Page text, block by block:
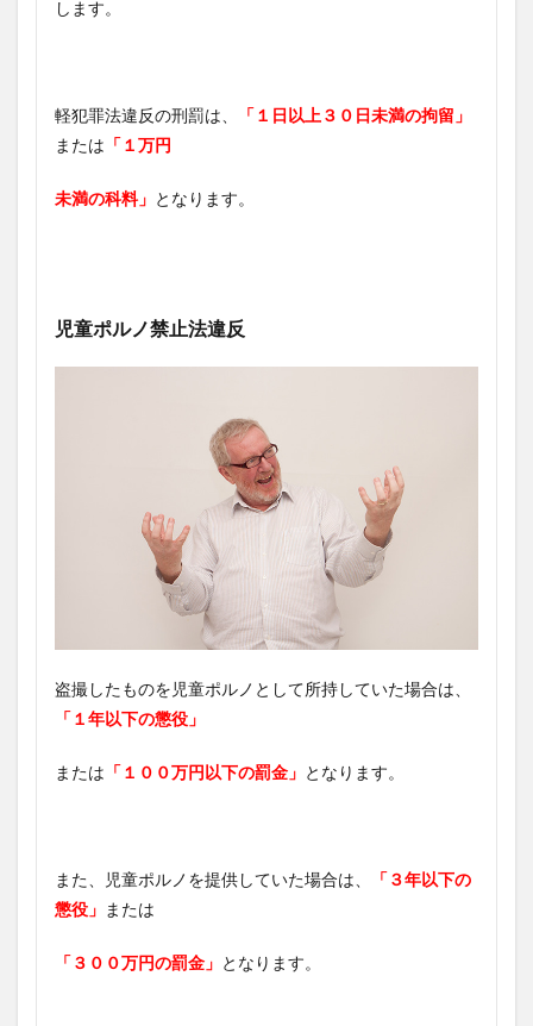
します。
軽犯罪法違反の刑罰は、
「１日以上３０日未満の拘留」
または 「１万円
未満の科料」 となります。
児童ポルノ禁止法違反
盗撮したものを児童ポルノとして所持していた場合は、
「１年以下の懲役」
または 「１００万円以下の罰金」 となります。
また、児童ポルノを提供していた場合は、
「３年以下の
懲役」 または
「３００万円の罰金」 となります。